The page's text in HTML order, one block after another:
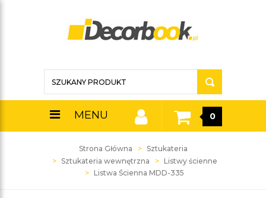
MENU 0
Strona Główna
Sztukateria
Sztukateria wewnętrzna
Listwy ścienne
Listwa Ścienna MDD-335